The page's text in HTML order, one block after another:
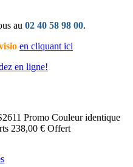
au 02 40 58 98 00.
en cliquant ici
en ligne!
Promo Couleur identique
238,00 € Offert